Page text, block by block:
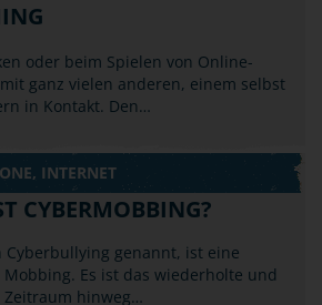
oder beim Spielen von Online-
ganz vielen anderen, einem selbst
in Kontakt. Den…
INTERNET
CYBERMOBBING?
Cyberbullying genannt, ist eine
Es ist das wiederholte und
hinweg…